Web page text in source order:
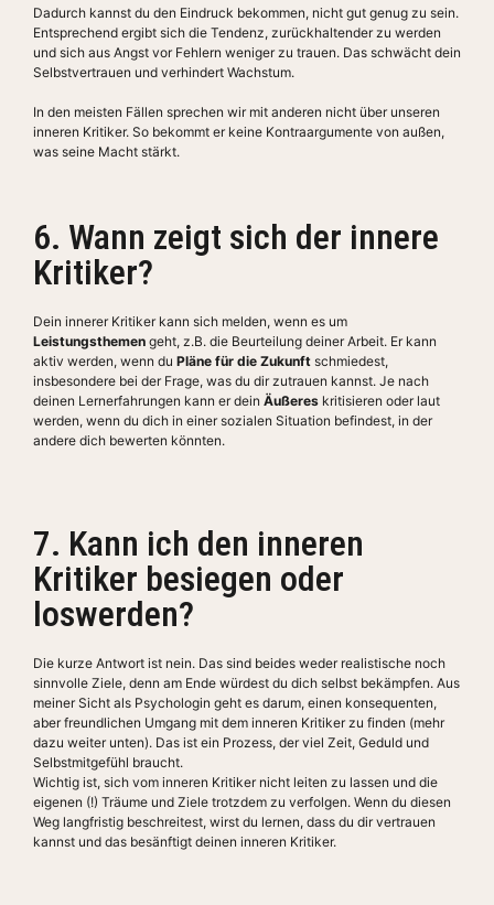
Dadurch kannst du den Eindruck bekommen, nicht gut genug zu sein.
Entsprechend ergibt sich die Tendenz, zurückhaltender zu werden
und sich aus Angst vor Fehlern weniger zu trauen. Das schwächt dein
Selbstvertrauen und verhindert Wachstum.
In den meisten Fällen sprechen wir mit anderen nicht über unseren
inneren Kritiker. So bekommt er keine Kontraargumente von außen,
was seine Macht stärkt.
6. Wann zeigt sich der innere
Kritiker?
Dein innerer Kritiker kann sich melden, wenn es um
Leistungsthemen geht, z.B. die Beurteilung deiner Arbeit. Er kann
aktiv werden, wenn du Pläne für die Zukunft schmiedest,
insbesondere bei der Frage, was du dir zutrauen kannst. Je nach
deinen Lernerfahrungen kann er dein Äußeres kritisieren oder laut
werden, wenn du dich in einer sozialen Situation befindest, in der
andere dich bewerten könnten.
7. Kann ich den inneren
Kritiker besiegen oder
loswerden?
Die kurze Antwort ist nein. Das sind beides weder realistische noch
sinnvolle Ziele, denn am Ende würdest du dich selbst bekämpfen. Aus
meiner Sicht als Psychologin geht es darum, einen konsequenten,
aber freundlichen Umgang mit dem inneren Kritiker zu finden (mehr
dazu weiter unten). Das ist ein Prozess, der viel Zeit, Geduld und
Selbstmitgefühl braucht.
Wichtig ist, sich vom inneren Kritiker nicht leiten zu lassen und die
eigenen (!) Träume und Ziele trotzdem zu verfolgen. Wenn du diesen
Weg langfristig beschreitest, wirst du lernen, dass du dir vertrauen
kannst und das besänftigt deinen inneren Kritiker.